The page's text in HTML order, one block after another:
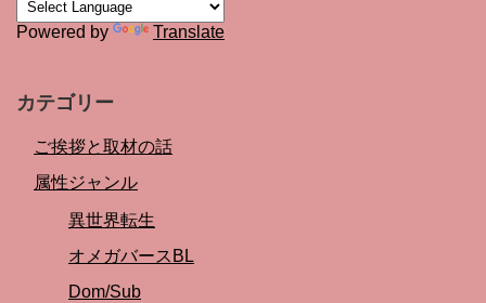
Powered by Translate
カテゴリー
ご挨拶と取材の話
属性ジャンル
異世界転生
オメガバースBL
Dom/Sub